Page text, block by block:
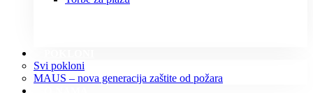
Svi pokloni
MAUS – nova generacija zaštite od požara